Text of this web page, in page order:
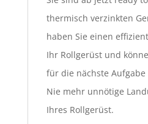
thermisch verzinkten
haben Sie einen
Ihr Rollgerüst und
für die nächste Aufgabe
Nie mehr unnötige
Ihres Rollgerüst.